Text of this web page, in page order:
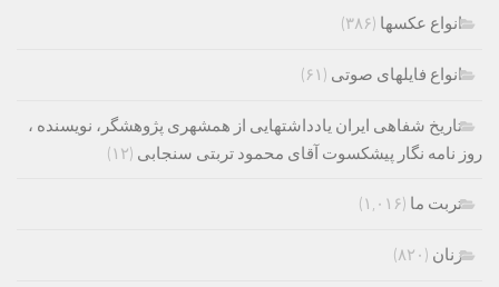
انواع عکسها (۳۸۶)
انواع فایلهای صوتی (۶۱)
تاریخ شفاهی ایران یادداشتهایی از همشهری پژوهشگر، نویسنده ،
روز نامه نگار پیشکسوت آقای محمود تربتی سنجابی (۱۲)
تربت ما (۱,۰۱۶)
زنان (۸۲۰)